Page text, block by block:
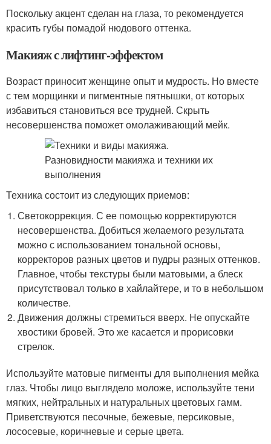
Поскольку акцент сделан на глаза, то рекомендуется
красить губы помадой нюдового оттенка.
Макияж с лифтинг-эффектом
Возраст приносит женщине опыт и мудрость. Но вместе
с тем морщинки и пигментные пятнышки, от которых
избавиться становиться все трудней. Скрыть
несовершенства поможет омолаживающий мейк.
Техника состоит из следующих приемов:
Светокоррекция. С ее помощью корректируются
несовершенства. Добиться желаемого результата
можно с использованием тональной основы,
корректоров разных цветов и пудры разных оттенков.
Главное, чтобы текстуры были матовыми, а блеск
присутствовал только в хайлайтере, и то в небольшом
количестве.
Движения должны стремиться вверх. Не опускайте
хвостики бровей. Это же касается и прорисовки
стрелок.
Используйте матовые пигменты для выполнения мейка
глаз. Чтобы лицо выглядело моложе, используйте тени
мягких, нейтральных и натуральных цветовых гамм.
Приветствуются песочные, бежевые, персиковые,
лососевые, коричневые и серые цвета.